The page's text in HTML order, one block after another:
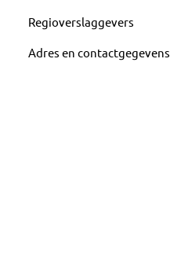
Regioverslaggevers
Adres en contactgegevens